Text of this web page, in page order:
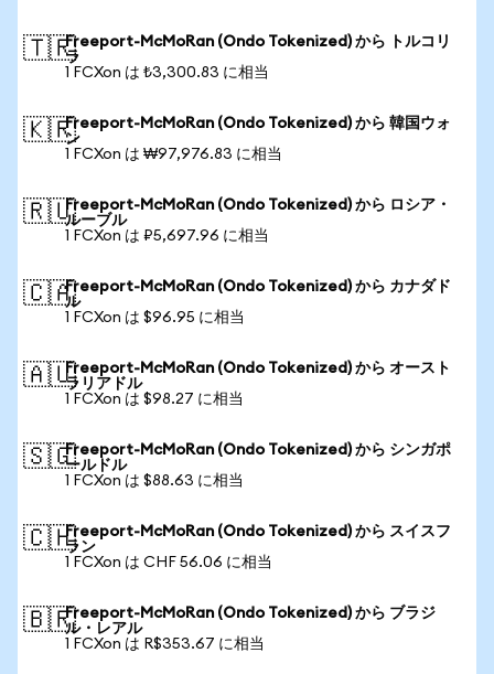
🇹🇷Freeport-McMoRan (Ondo Tokenized) から トルコリ
ラ
1 FCXon は ₺3,300.83 に相当
🇰🇷Freeport-McMoRan (Ondo Tokenized) から 韓国ウォ
ン
1 FCXon は ₩97,976.83 に相当
🇷🇺Freeport-McMoRan (Ondo Tokenized) から ロシア・
ルーブル
1 FCXon は ₽5,697.96 に相当
🇨🇦Freeport-McMoRan (Ondo Tokenized) から カナダド
ル
1 FCXon は $96.95 に相当
🇦🇺Freeport-McMoRan (Ondo Tokenized) から オースト
ラリアドル
1 FCXon は $98.27 に相当
🇸🇬Freeport-McMoRan (Ondo Tokenized) から シンガポ
ールドル
1 FCXon は $88.63 に相当
🇨🇭Freeport-McMoRan (Ondo Tokenized) から スイスフ
ラン
1 FCXon は CHF 56.06 に相当
🇧🇷Freeport-McMoRan (Ondo Tokenized) から ブラジ
ル・レアル
1 FCXon は R$353.67 に相当